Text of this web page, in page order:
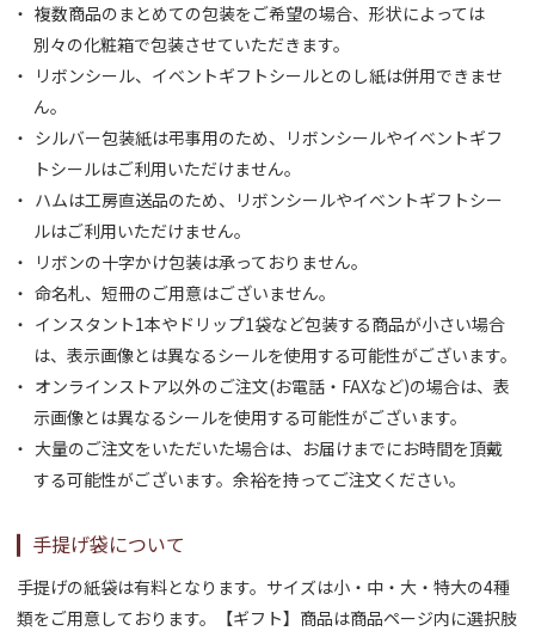
複数商品のまとめての包装をご希望の場合、形状によっては
別々の化粧箱で包装させていただきます。
リボンシール、イベントギフトシールとのし紙は併用できませ
ん。
シルバー包装紙は弔事用のため、リボンシールやイベントギフ
トシールはご利用いただけません。
ハムは工房直送品のため、リボンシールやイベントギフトシー
ルはご利用いただけません。
リボンの十字かけ包装は承っておりません。
命名札、短冊のご用意はございません。
インスタント1本やドリップ1袋など包装する商品が小さい場合
は、表示画像とは異なるシールを使用する可能性がございます。
オンラインストア以外のご注文(お電話・FAXなど)の場合は、表
示画像とは異なるシールを使用する可能性がございます。
大量のご注文をいただいた場合は、お届けまでにお時間を頂戴
する可能性がございます。余裕を持ってご注文ください。
手提げ袋について
手提げの紙袋は有料となります。サイズは小・中・大・特大の4種
類をご用意しております。【ギフト】商品は商品ページ内に選択肢